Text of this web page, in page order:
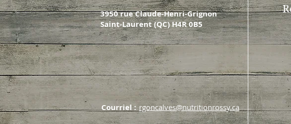
3950 rue Claude-Henri-Grignon
Saint-Laurent (QC) H4R 0B5
Courriel : rgoncalves@nutritionrossy.ca